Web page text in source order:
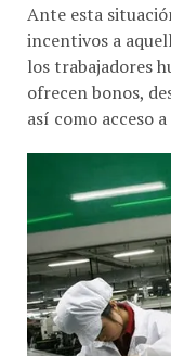
incentivos a
los trabajadores
ofrecen bonos,
así como acceso